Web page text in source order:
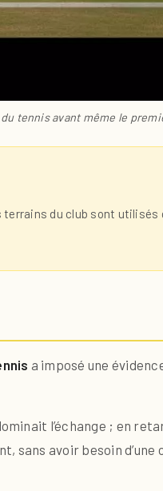
tennis avant même le
terrains du club sont
a imposé une
l’échange ; en
sans avoir besoin d’une